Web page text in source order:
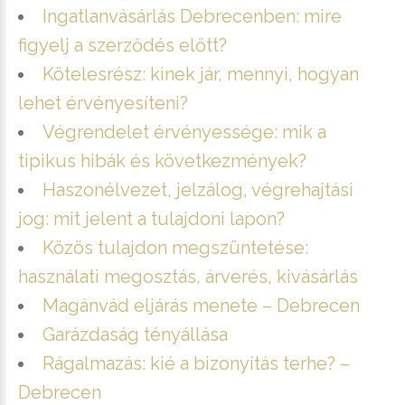
Ingatlanvásárlás Debrecenben: mire
figyelj a szerződés előtt?
Kötelesrész: kinek jár, mennyi, hogyan
lehet érvényesíteni?
Végrendelet érvényessége: mik a
tipikus hibák és következmények?
Haszonélvezet, jelzálog, végrehajtási
jog: mit jelent a tulajdoni lapon?
Közös tulajdon megszüntetése:
használati megosztás, árverés, kivásárlás
Magánvád eljárás menete – Debrecen
Garázdaság tényállása
Rágalmazás: kié a bizonyítás terhe? –
Debrecen